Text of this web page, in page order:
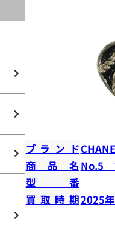
ブランド
商品名 No.5
型番
買取時期2025